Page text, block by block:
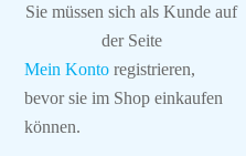
Sie müssen sich als Kunde auf
der Seite
Mein Konto registrieren,
bevor sie im Shop einkaufen
können.